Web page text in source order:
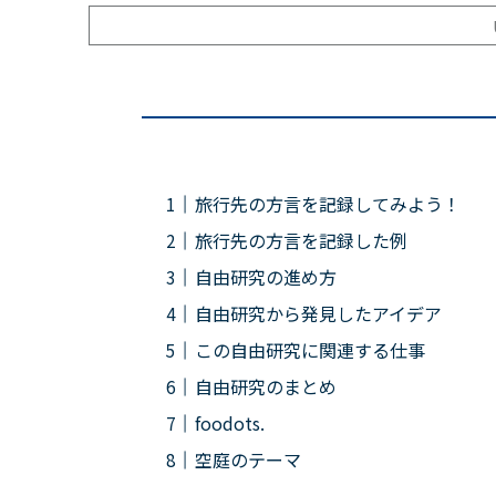
旅行先の方言を記録してみよう！
旅行先の方言を記録した例
自由研究の進め方
自由研究から発見したアイデア
この自由研究に関連する仕事
自由研究のまとめ
foodots.
空庭のテーマ